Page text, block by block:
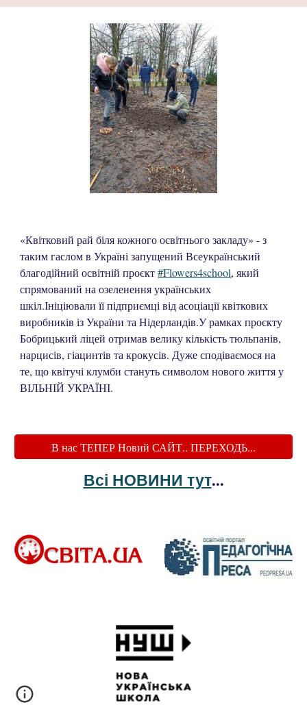
«Квітковий рай біля кожного освітнього закладу» - з
таким гаслом в Україні запущений Всеукраїнський
благодійний освітній проєкт #Flowers4school, який
спрямований на озеленення українських
шкіл.Ініціювали її підприємці від асоціації квіткових
виробників із України та Нідерландів.У рамках проєкту
Бобрицький ліцей отримав велику кількість тюльпанів,
нарцисів, гіацинтів та крокусів. Дуже сподіваємося на
те, що квітучі клумби стануть символом нового життя у
ВІЛЬНІЙ УКРАЇНІ.
В нас ТЕПЕР Новий САЙТ.. ПЕРЕХОДЬ...
Всі НОВИНИ тут...